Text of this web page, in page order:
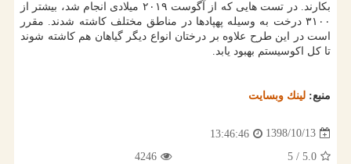
بكارند. در تست هایی كه از آگوست ۲۰۱۹ میلادی انجام شد، بیشتر از
۳۱۰۰ درخت به وسیله پهپادها در مناطق مختلف كاشته شدند. مقرر
است در این طرح علاوه بر درختان انواع دیگر گیاهان هم كاشته شوند
تا كل اكوسیستم بهبود یابد.
منبع: لینك وبسایت
1398/10/13
13:46:46
5.0
/ 5
4246